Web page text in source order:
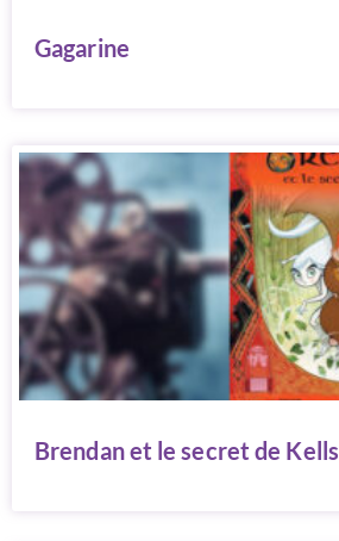
Gagarine
Brendan et le secret de Kells